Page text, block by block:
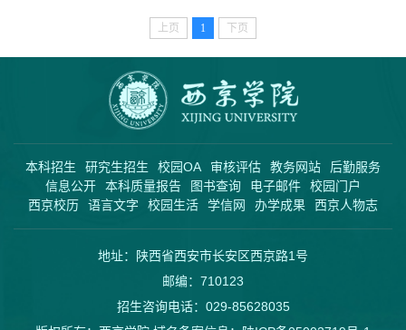
上页 1 下页
本科招生 研究生招生 校园OA 审核评估 教务网站
后勤服务
信息公开
本科质量报告 图书查询 电子邮件
校园门户
西京校历
语言文字 校园生活 学信网 办学成果 西京人物志
地址：陕西省西安市长安区西京路1号
邮编：710123
招生咨询电话：029-85628035